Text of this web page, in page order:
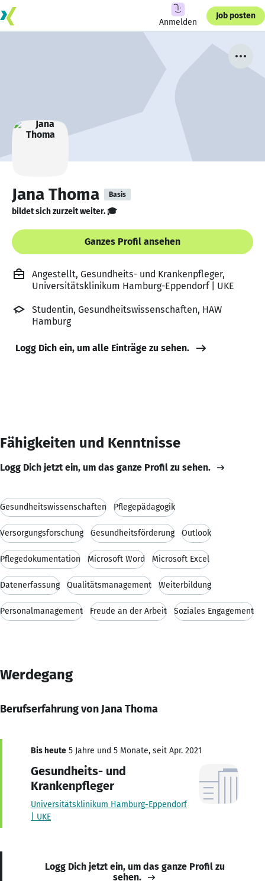
Anmelden
Job posten
Jana Thoma Basis
bildet sich zurzeit weiter. 🎓
Ganzes Profil ansehen
Angestellt, Gesundheits- und Krankenpfleger,
Universitätsklinikum Hamburg-Eppendorf | UKE
Studentin, Gesundheitswissenschaften, HAW
Hamburg
Logg Dich ein, um alle Einträge zu sehen.
Fähigkeiten und Kenntnisse
Logg Dich jetzt ein, um das ganze Profil zu sehen.
Gesundheitswissenschaften Pflegepädagogik
Versorgungsforschung Gesundheitsförderung Outlook
Pflegedokumentation Microsoft Word Microsoft Excel
Datenerfassung Qualitätsmanagement Weiterbildung
Personalmanagement Freude an der Arbeit Soziales Engagement
Werdegang
Berufserfahrung von Jana Thoma
Bis heute 5 Jahre und 5 Monate, seit Apr. 2021
Gesundheits- und
Krankenpfleger
Universitätsklinikum Hamburg-Eppendorf
| UKE
Logg Dich jetzt ein, um das ganze Profil zu
sehen.